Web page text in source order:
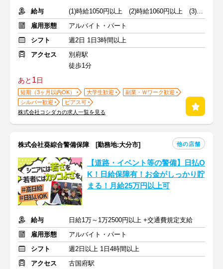
給与
(1)時給1050円以上 (2)時給1060円以上 (3)時給1050円以上
雇用形態
アルバイト・パート
シフト
週2日 1日3時間以上
アクセス
別府駅
徒歩1分
あと 1日
短期（3ヶ月以内OK） 大学生歓迎
副業・Ｗワーク歓迎
シルバー歓迎
ピアス可
株式会社コシダカの求人一覧を見る
株式会社葵綜合警備保障 [勤務地:大分市] 他の店舗
【道路・イベント等の警備】日払O
K！日給保障有！お金がしっかり貯
まる！月給25万円以上可
給与
日給1万～1万2500円以上 +交通費規定支給
雇用形態
アルバイト・パート
シフト
週2日以上 1日4時間以上
アクセス
古国府駅